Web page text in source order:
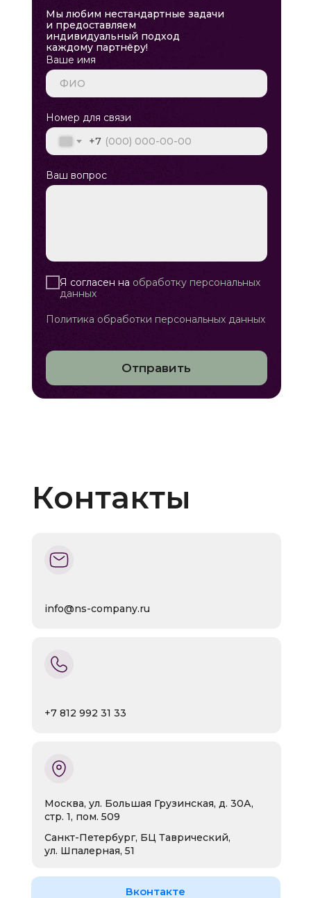
Мы любим нестандартные задачи
и предоставляем
индивидуальный подход
каждому партнёру!
Ваше имя
Номер для связи
+7
Ваш вопрос
Я согласен на обработку персональных
данных
Политика обработки персональных данных
Отправить
Контакты
+7 812 992 31 33
info@ns-company.ru
Москва, ул. Большая Грузинская, д. 30А,
стр. 1, пом. 509
Санкт-Петербург, БЦ Таврический,
ул. Шпалерная, 51
Вконтакте